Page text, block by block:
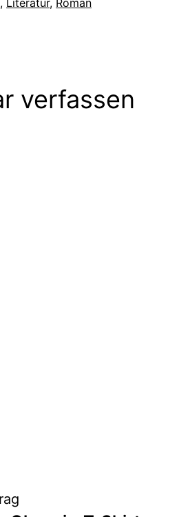
, Literatur, Roman
verfassen